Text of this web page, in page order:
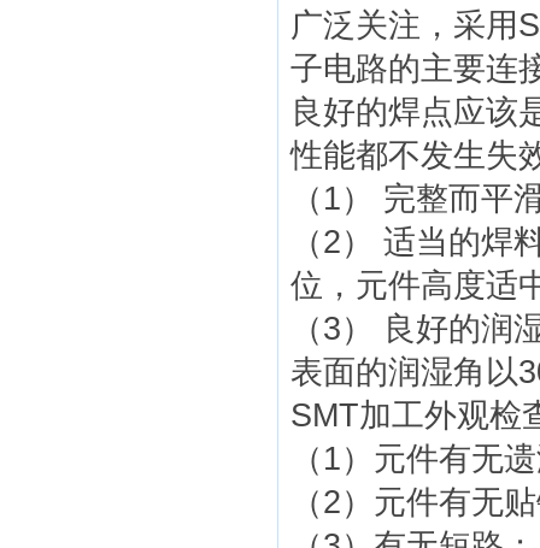
广泛关注，采用
子电路的主要连
良好的焊点应该
性能都不发生失
（1） 完整而平
（2） 适当的焊
位，元件高度适
（3） 良好的润
表面的润湿角以
SMT加工外观检
（1）元件有无
（2）元件有无